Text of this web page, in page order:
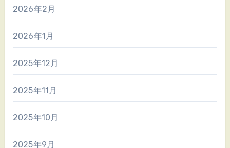
2026年2月
2026年1月
2025年12月
2025年11月
2025年10月
2025年9月